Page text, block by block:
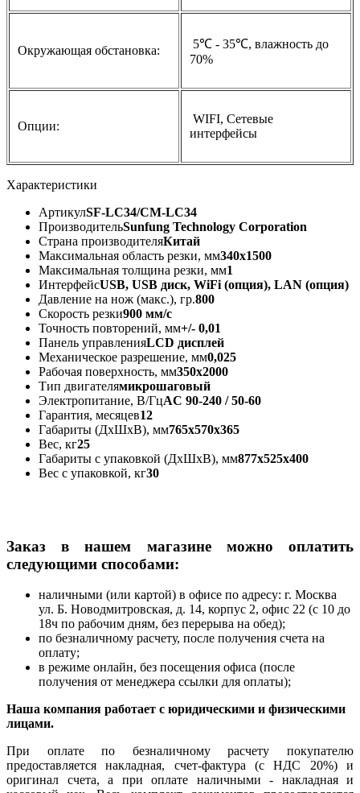
Окружающая обстановка:
5℃ - 35℃, влажность до
70%
Опции:
WIFI, Сетевые
интерфейсы
Характеристики
АртикулSF-LC34/CM-LC34
ПроизводительSunfung Technology Corporation
Страна производителяКитай
Максимальная область резки, мм340х1500
Максимальная толщина резки, мм1
ИнтерфейсUSB, USB диск, WiFi (опция), LAN (опция)
Давление на нож (макс.), гр.800
Скорость резки900 мм/с
Точность повторений, мм+/- 0,01
Панель управленияLCD дисплей
Механическое разрешение, мм0,025
Рабочая поверхность, мм350х2000
Тип двигателямикрошаговый
Электропитание, В/ГцAC 90-240 / 50-60
Гарантия, месяцев12
Габариты (ДхШхВ), мм765x570x365
Вес, кг25
Габариты с упаковкой (ДхШхВ), мм877x525x400
Вес с упаковкой, кг30
Заказ в нашем магазине можно оплатить
следующими способами:
наличными (или картой) в офисе по адресу: г. Москва
ул. Б. Новодмитровская, д. 14, корпус 2, офис 22 (с 10 до
18ч по рабочим дням, без перерыва на обед);
по безналичному расчету, после получения счета на
оплату;
в режиме онлайн, без посещения офиса (после
получения от менеджера ссылки для оплаты);
Наша компания работает с юридическими и физическими
лицами.
При оплате по безналичному расчету покупателю
предоставляется накладная, счет-фактура (с НДС 20%) и
оригинал счета, а при оплате наличными - накладная и